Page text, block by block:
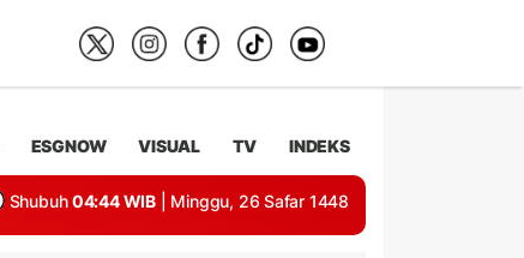
ESGNOW VISUAL TV INDEKS
Shubuh 04:44 WIB | Minggu, 26 Safar 1448